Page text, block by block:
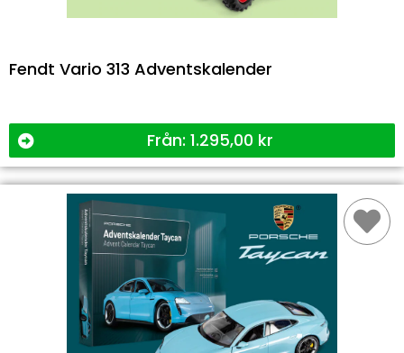
Fendt Vario 313 Adventskalender
Från: 1.295,00 kr